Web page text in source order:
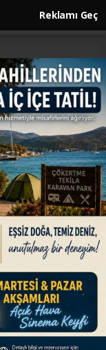
ties
- 20:30
'for
French
OL